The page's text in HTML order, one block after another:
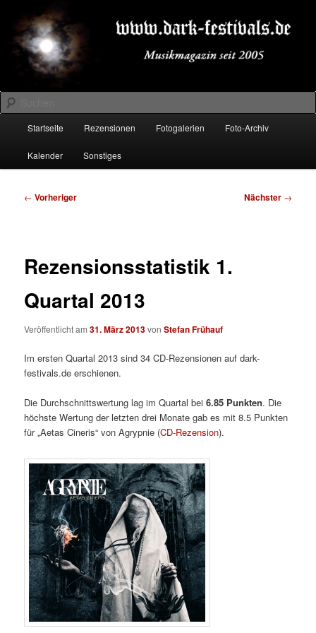
primären
Inhalt
springenDARK-FESTIVALS.DE
Suchen
Startseite Rezensionen Fotogalerien Foto-Archiv
Kalender Sonstiges
Beitragsnavigation
← Vorheriger Nächster →
Rezensionsstatistik 1.
Quartal 2013
Veröffentlicht am31. März 2013vonStefan Frühauf
Im ersten Quartal 2013 sind 34 CD-Rezensionen auf dark-
festivals.de erschienen.
Die Durchschnittswertung lag im Quartal bei 6.85 Punkten. Die
höchste Wertung der letzten drei Monate gab es mit 8.5 Punkten
für „Aetas Cineris“ von Agrypnie (CD-Rezension).